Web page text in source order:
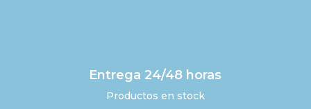
Entrega 24/48 horas
Productos en stock